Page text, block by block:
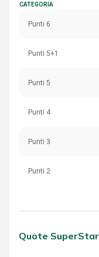
CATEGORIA
Punti 6
Punti 5+1
Punti 5
Punti 4
Punti 3
Punti 2
Quote SuperStar